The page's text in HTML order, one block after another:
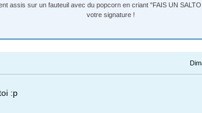
assis sur un fauteuil avec du popcorn en criant "FAIS UN
votre signature !
:p